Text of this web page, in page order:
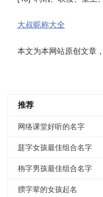
大叔昵称大全
本文为本网站原创文章
推荐
网络课堂好听的名字
莛字女孩最佳组合名字
栴字男孩最佳组合名字
腝字辈的女孩起名